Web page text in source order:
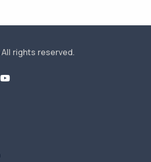
All rights reserved.